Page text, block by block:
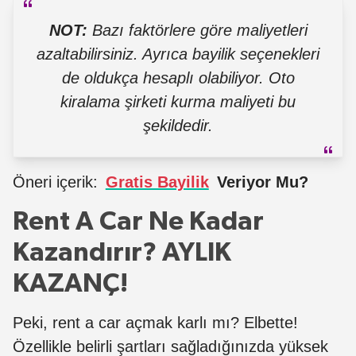
NOT: Bazı faktörlere göre maliyetleri
azaltabilirsiniz. Ayrıca bayilik seçenekleri
de oldukça hesaplı olabiliyor. Oto
kiralama şirketi kurma maliyeti bu
şekildedir.
Öneri içerik: Gratis Bayilik Veriyor Mu?
Rent A Car Ne Kadar
Kazandırır? AYLIK
KAZANÇ!
Peki, rent a car açmak karlı mı? Elbette!
Özellikle belirli şartları sağladığınızda yüksek